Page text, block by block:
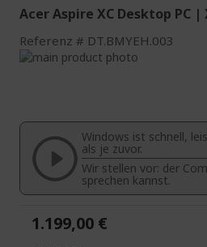
Acer Aspire XC Desktop PC |
Referenz DT.BMYEH.003
Zum
springen
Bildgalerie
springen
Windows ist schnell,
als je zuvor.
Wir stellen vor: der
sprechen kannst.
1.199,00 €